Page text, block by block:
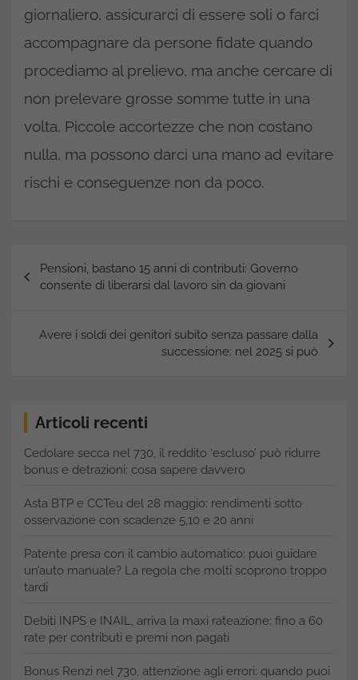
giornaliero, assicurarci di essere soli o farci
accompagnare da persone fidate quando
procediamo al prelievo, ma anche cercare di
non prelevare grosse somme tutte in una
volta. Piccole accortezze che non costano
nulla, ma possono darci una mano ad evitare
rischi e conseguenze non da poco.
Navigazione
articoli
Pensioni, bastano 15 anni di contributi: Governo
consente di liberarsi dal lavoro sin da giovani
Avere i soldi dei genitori subito senza passare dalla
successione: nel 2025 si può
Articoli recenti
Cedolare secca nel 730, il reddito ‘escluso’ può ridurre
bonus e detrazioni: cosa sapere davvero
Asta BTP e CCTeu del 28 maggio: rendimenti sotto
osservazione con scadenze 5,10 e 20 anni
Patente presa con il cambio automatico: puoi guidare
un’auto manuale? La regola che molti scoprono troppo
tardi
Debiti INPS e INAIL, arriva la maxi rateazione: fino a 60
rate per contributi e premi non pagati
Bonus Renzi nel 730, attenzione agli errori: quando puoi